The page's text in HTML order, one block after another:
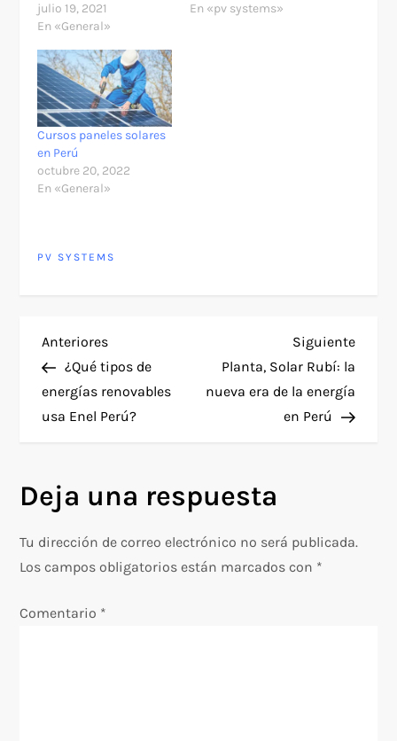
julio 19, 2021
En «General»
En «pv systems»
Cursos paneles solares
en Perú
octubre 20, 2022
En «General»
PV SYSTEMS
N
a
v
g
a
Entrada
anterior
Anteriores
¿Qué tipos de
energías renovables
usa Enel Perú?
Siguiente
Planta, Solar Rubí: la
nueva era de la energía
en Perú
Deja una respuesta
Tu dirección de correo electrónico no será publicada.
Los campos obligatorios están marcados con *
Comentario *